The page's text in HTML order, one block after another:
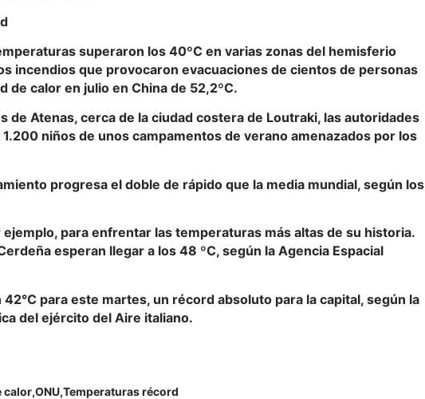
superaron los 40ºC en varias zonas del hemisferio
incendios que provocaron evacuaciones de cientos de personas
de calor en julio en China de 52,2ºC.
de Atenas, cerca de la ciudad costera de Loutraki, las autoridades
niños de unos campamentos de verano amenazados por los
progresa el doble de rápido que la media mundial, según los
ejemplo, para enfrentar las temperaturas más altas de su historia.
esperan llegar a los 48 ºC, según la Agencia Espacial
42°C para este martes, un récord absoluto para la capital, según la
del ejército del Aire italiano.
calor ONU Temperaturas récord